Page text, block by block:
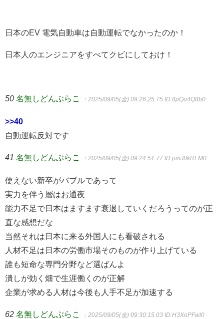
日本のEV 電気自動車は自動運転でなかったのか！
日本人のエンジニアをすべてクビにしておけ！
50 名無しどんぶらこ ：2025/09/05(金) 09:26:25.75 ID:8pQu4Q8b0
>>40
自動運転反対です
41 名無しどんぶらこ ：2025/09/05(金) 09:24:51.77 ID:pmJ8kRFM0
使えない新卒がバブルであって
実力を伴う層はお通夜
能力不足で日本はますます衰退していくだろうってのが正
直な感想だな
当然それは日本に来る外国人にも看破される
人材不足は日本の労働市場そのものが作り上げている
誰も短命な専門分野など選ばんよ
潰しが効く畑で生涯働くのが正解
企業が求める人材は今後も人手不足が加速する
62 名無しどんぶらこ ：2025/09/05(金) 09:30:15.03 ID:H3XoPFwl0